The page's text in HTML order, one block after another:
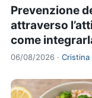
Prevenzione
attraverso
come
06/08/2026 ·